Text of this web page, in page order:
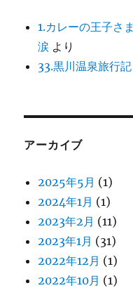
1.カレーの王子さま
涙 より
33.黒川温泉旅行記
アーカイブ
2025年5月 (1)
2024年1月 (1)
2023年2月 (11)
2023年1月 (31)
2022年12月 (1)
2022年10月 (1)